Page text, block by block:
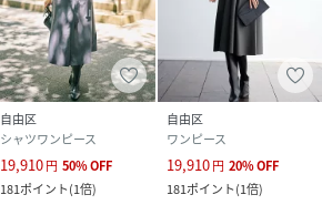
自由区
シャツワンピース
19,910円 50%OFF
181ポイント(1倍)
自由区
ワンピース
19,910円 20%OFF
181ポイント(1倍)